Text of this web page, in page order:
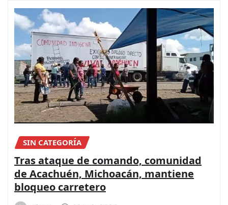
SIN CATEGORÍA
Tras ataque de comando, comunidad
de Acachuén, Michoacán, mantiene
bloqueo carretero